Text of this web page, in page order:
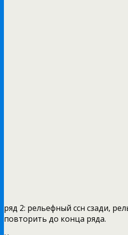
ряд 2: рельефный ссн сзади,
повторить до конца ряда.